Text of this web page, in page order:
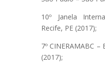
10º Janela
Recife, PE (2017);
7º CINERAMABC
(2017);